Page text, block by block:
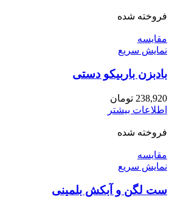
فروخته شده
مقايسه
نمایش سریع
بادبزن باربیکو دستی
238,920 تومان
اطلاعات بیشتر
فروخته شده
مقايسه
نمایش سریع
ست لگن و آبکش بلمینی